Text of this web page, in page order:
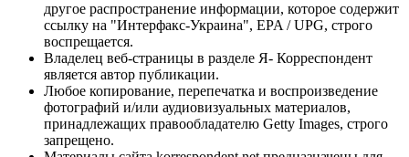
другое распространение информации, которое содержит
ссылку на "Интерфакс-Украина", EPA / UPG, строго
воспрещается.
Владелец веб-страницы в разделе Я- Корреспондент
является автор публикации.
Любое копирование, перепечатка и воспроизведение
фотографий и/или аудиовизуальных материалов,
принадлежащих правообладателю Getty Images, строго
запрещено.